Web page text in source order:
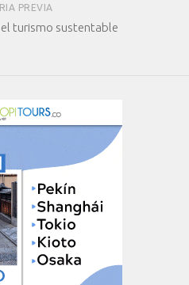
PREVIA
el turismo sustentable